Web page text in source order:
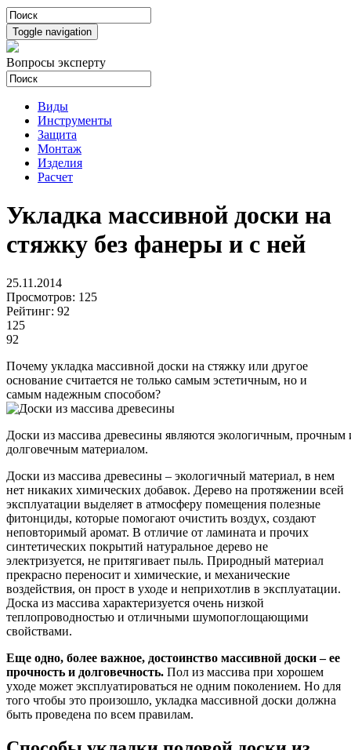
Toggle navigation
Вопросы эксперту
Виды
Инструменты
Защита
Монтаж
Изделия
Расчет
Укладка массивной доски на
стяжку без фанеры и с ней
25.11.2014
Просмотров: 125
Рейтинг: 92
125
92
Почему укладка массивной доски на стяжку или другое
основание считается не только самым эстетичным, но и
самым надежным способом?
Доски из массива древесины являются экологичным, прочным
долговечным материалом.
Доски из массива древесины – экологичный материал, в нем
нет никаких химических добавок. Дерево на протяжении всей
эксплуатации выделяет в атмосферу помещения полезные
фитонциды, которые помогают очистить воздух, создают
неповторимый аромат. В отличие от ламината и прочих
синтетических покрытий натуральное дерево не
электризуется, не притягивает пыль. Природный материал
прекрасно переносит и химические, и механические
воздействия, он прост в уходе и неприхотлив в эксплуатации.
Доска из массива характеризуется очень низкой
теплопроводностью и отличными шумопоглощающими
свойствами.
Еще одно, более важное, достоинство массивной доски – ее
прочность и долговечность. Пол из массива при хорошем
уходе может эксплуатироваться не одним поколением. Но для
того чтобы это произошло, укладка массивной доски должна
быть проведена по всем правилам.